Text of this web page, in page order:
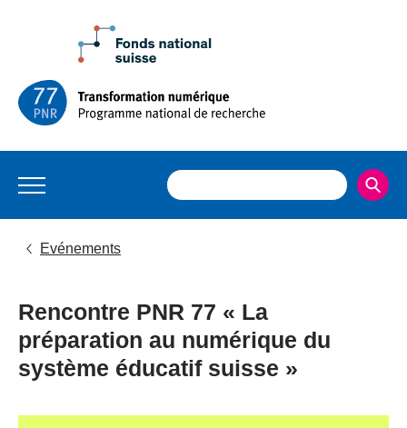
Evénements
Rencontre PNR 77 « La
préparation au numérique du
système éducatif suisse »